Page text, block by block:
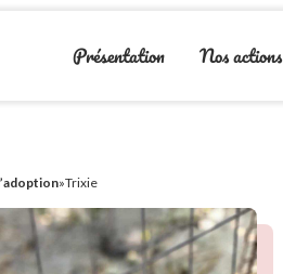
Présentation Nos actions
»Trixie